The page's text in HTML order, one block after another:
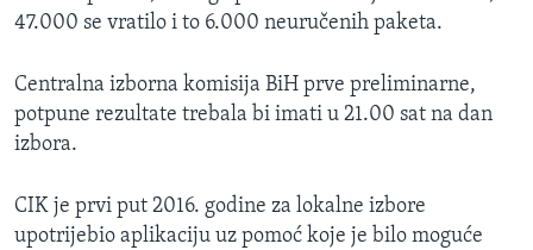
47.000 se vratilo i to 6.000 neuručenih paketa.
Centralna izborna komisija BiH prve preliminarne,
potpune rezultate trebala bi imati u 21.00 sat na dan
izbora.
CIK je prvi put 2016. godine za lokalne izbore
upotrijebio aplikaciju uz pomoć koje je bilo moguće